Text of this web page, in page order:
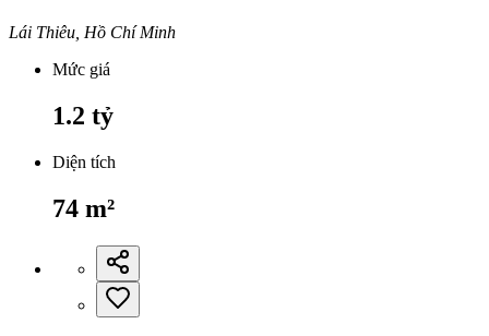
Lái Thiêu, Hồ Chí Minh
Mức giá
1.2 tỷ
Diện tích
74 m²